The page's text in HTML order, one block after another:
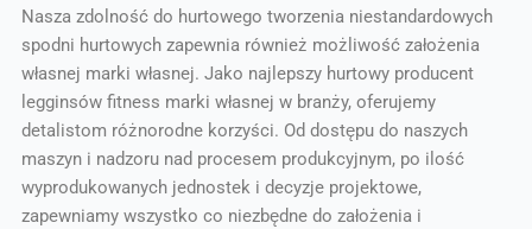
Nasza zdolność do hurtowego tworzenia niestandardowych
spodni hurtowych zapewnia również możliwość założenia
własnej marki własnej. Jako najlepszy hurtowy producent
legginsów fitness marki własnej w branży, oferujemy
detalistom różnorodne korzyści. Od dostępu do naszych
maszyn i nadzoru nad procesem produkcyjnym, po ilość
wyprodukowanych jednostek i decyzje projektowe,
zapewniamy wszystko co niezbędne do założenia i